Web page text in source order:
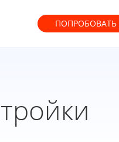
ПОПРОБОВАТЬ